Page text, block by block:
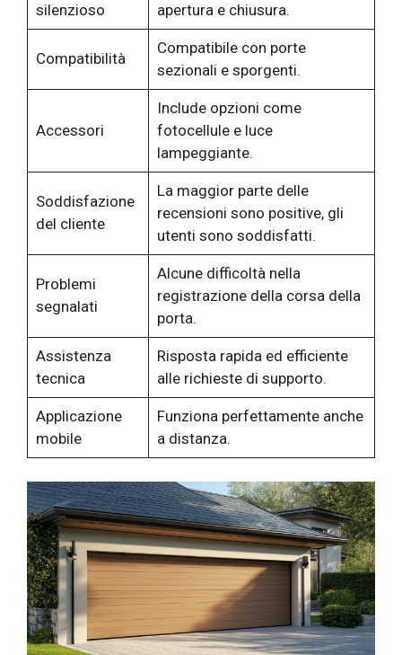
silenzioso
apertura e chiusura.
Compatibilità
Compatibile con porte
sezionali e sporgenti.
Accessori
Include opzioni come
fotocellule e luce
lampeggiante.
Soddisfazione
del cliente
La maggior parte delle
recensioni sono positive, gli
utenti sono soddisfatti.
Problemi
segnalati
Alcune difficoltà nella
registrazione della corsa della
porta.
Assistenza
tecnica
Risposta rapida ed efficiente
alle richieste di supporto.
Applicazione
mobile
Funziona perfettamente anche
a distanza.